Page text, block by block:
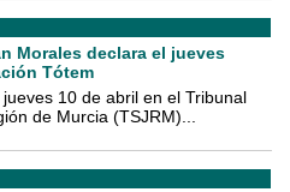
Morales declara el jueves
Tótem
10 de abril en el Tribunal
de Murcia (TSJRM)...